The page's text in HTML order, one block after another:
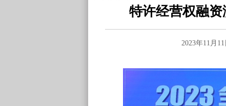
特许经营权融
2023年11月